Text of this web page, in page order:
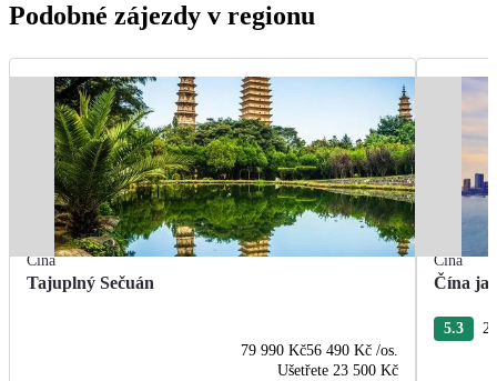
Podobné zájezdy v regionu
Čína
Tajuplný Sečuán
79 990 Kč56 490 Kč /os.
Ušetřete 23 500 Kč
Čína
Čína
5.3